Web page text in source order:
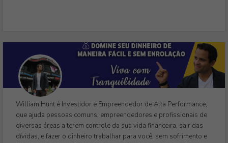
William Hunt é Investidor e Empreendedor de Alta Performance,
que ajuda pessoas comuns, empreendedores e profissionais de
diversas áreas a terem controle da sua vida financeira, sair das
dívidas, e fazer o dinheiro trabalhar para você, sem sofrimento e